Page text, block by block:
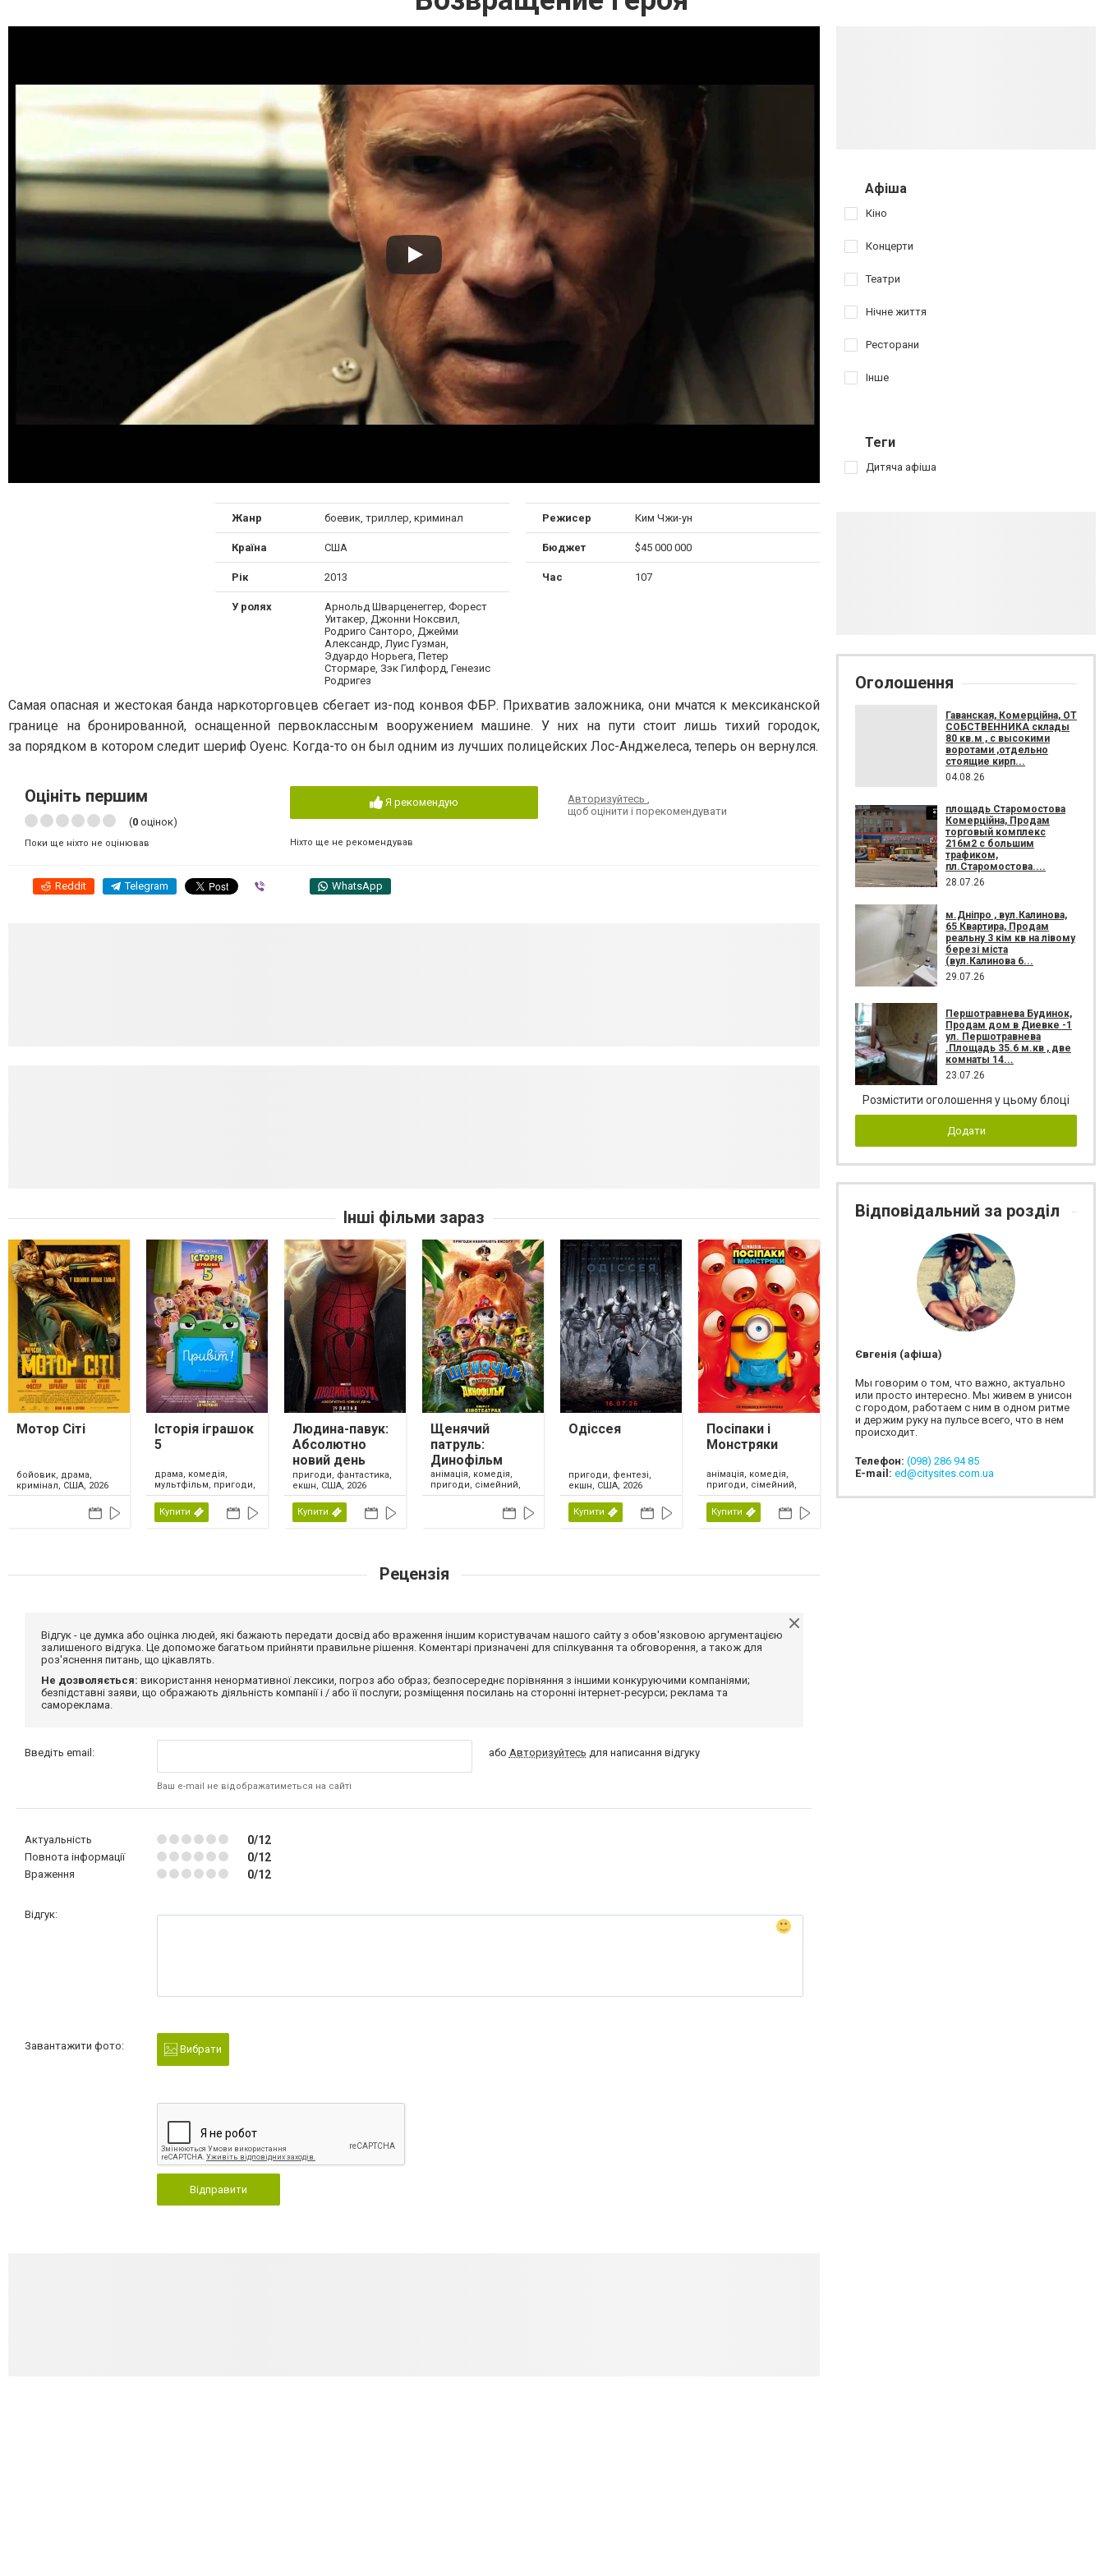
Жанр боевик, триллер, криминал
Країна США
Рік 2013
У ролях
Арнольд Шварценеггер, Форест
Уитакер, Джонни Ноксвил,
Родриго Санторо, Джейми
Александр, Луис Гузман,
Эдуардо Норьега, Петер
Стормаре, Зэк Гилфорд, Генезис
Родригез
Режисер Ким Чжи-ун
Бюджет $45 000 000
Час 107
Самая опасная и жестокая банда наркоторговцев сбегает из-под конвоя ФБР. Прихватив заложника, они мчатся к мексиканской
границе на бронированной, оснащенной первоклассным вооружением машине. У них на пути стоит лишь тихий городок,
за порядком в котором следит шериф Оуенс. Когда-то он был одним из лучших полицейских Лос-Анджелеса, теперь он вернулся.
Оцініть першим
(0 оцінок)
Поки ще ніхто не оцінював
Я рекомендую
Ніхто ще не рекомендував
Авторизуйтесь
щоб оцінити і порекомендувати
Reddit Telegram WhatsApp
Інші фільми зараз
Мотор Сіті
бойовик, драма,
кримінал, США, 2026
Історія іграшок
5
драма, комедія,
мультфільм, пригоди,
сімейний, фентезі,
США, 2026
Купити
Людина-павук:
Абсолютно
новий день
пригоди, фантастика,
екшн, США, 2026
Купити
Щенячий
патруль:
Динофільм
анімація, комедія,
пригоди, сімейний,
США, 2026
Одіссея
пригоди, фентезі,
екшн, США, 2026
Купити
Посіпаки і
Монстряки
анімація, комедія,
пригоди, сімейний,
США, 2026
Купити
Рецензія
Відгук - це думка або оцінка людей, які бажають передати досвід або враження іншим користувачам нашого сайту з обов'язковою аргументацією
залишеного відгука. Це допоможе багатьом прийняти правильне рішення. Коментарі призначені для спілкування та обговорення, а також для
роз'яснення питань, що цікавлять.
Не дозволяється: використання ненормативної лексики, погроз або образ; безпосереднє порівняння з іншими конкуруючими компаніями;
безпідставні заяви, що ображають діяльність компанії і / або її послуги; розміщення посилань на сторонні інтернет-ресурси; реклама та
самореклама.
Введіть email:
Ваш e-mail не відображатиметься на сайті
або Авторизуйтесь для написання відгуку
Актуальність 0/12
Повнота інформації 0/12
Враження 0/12
Відгук:
Завантажити фото: Вибрати
Відправити
Афіша
Кіно
Концерти
Театри
Нічне життя
Ресторани
Інше
Теги
Дитяча афіша
Оголошення
Гаванская, Комерційна, ОТ
СОБСТВЕННИКА склады
80 кв.м , c высокими
воротами ,отдельно
стоящие кирп...
04.08.26
площадь Старомостова
Комерційна, Продам
торговый комплекс
216м2 с большим
трафиком,
пл.Старомостова....
28.07.26
м.Дніпро , вул.Калинова,
65 Квартира, Продам
реальну 3 кім кв на лівому
березі міста
(вул.Калинова 6...
29.07.26
Першотравнева Будинок,
Продам дом в Диевке -1
ул. Першотравнева
.Площадь 35.6 м.кв , две
комнаты 14...
23.07.26
Розмістити оголошення у цьому блоці
Додати
Відповідальний за розділ
Євгенія (афіша)
Мы говорим о том, что важно, актуально
или просто интересно. Мы живем в унисон
с городом, работаем с ним в одном ритме
и держим руку на пульсе всего, что в нем
происходит.
Телефон: (098) 286 94 85
E-mail: ed@citysites.com.ua